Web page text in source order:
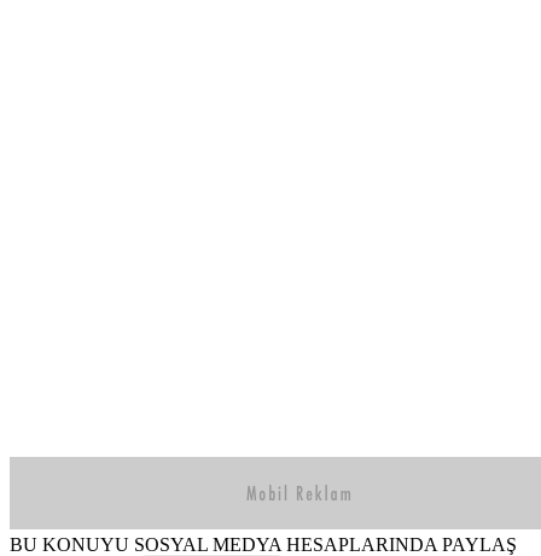
BU KONUYU SOSYAL MEDYA HESAPLARINDA PAYLAŞ